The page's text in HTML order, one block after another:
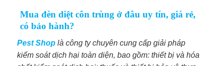
Mua đèn diệt côn trùng ở đâu uy tín, giá rẻ,
có bảo hành?
Pest Shop là công ty chuyên cung cấp giải pháp
kiểm soát dịch hại toàn diện, bao gồm: thiết bị và hóa